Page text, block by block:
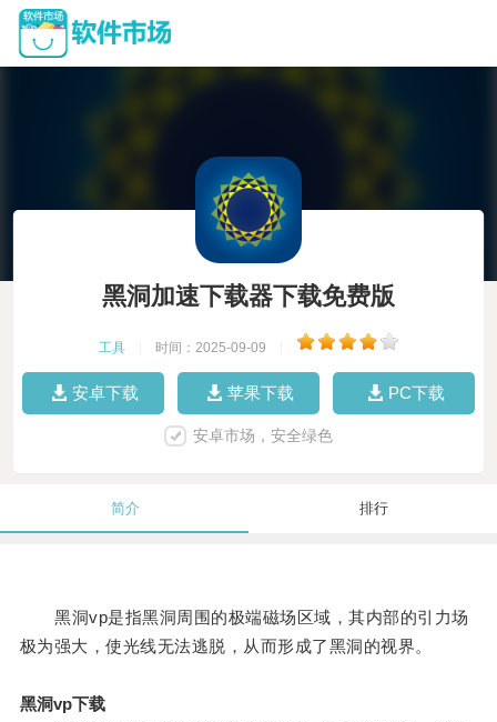
黑洞加速下载器下载免费版
工具 时间：2025-09-09
安卓下载 苹果下载 PC下载
安卓市场，安全绿色
简介 排行
黑洞vp是指黑洞周围的极端磁场区域，其内部的引力场
极为强大，使光线无法逃脱，从而形成了黑洞的视界。
黑洞vp下载